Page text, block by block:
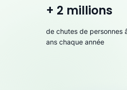
+ 2 millions
de chutes de personnes
ans chaque année